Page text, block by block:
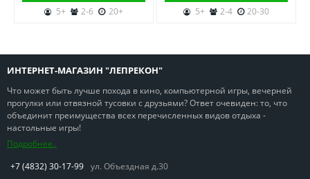
5+
2-6 20+
5+
2-4 20-30
ИНТЕРНЕТ-МАГАЗИН "ЛЕПРЕКОН"
Что может быть лучше похода в кино, компьютерной игры, вечерней
прогулки или отвязной тусовки с друзьями? Ответ очевиден: то, что
объединит преимущества всех перечисленных видов отдыха -
настольные игры!
Подробнее..
+7 (4832) 30-17-99 ул. Объездная д.30